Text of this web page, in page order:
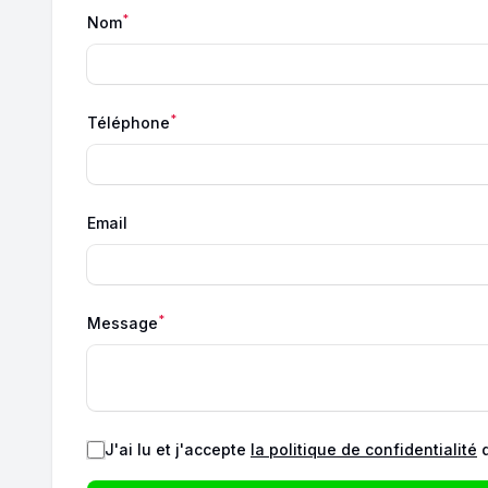
Nom*
Téléphone*
Email
Message*
J'ai lu et j'accepte la politique de confidentialité